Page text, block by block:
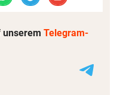
Telegram-